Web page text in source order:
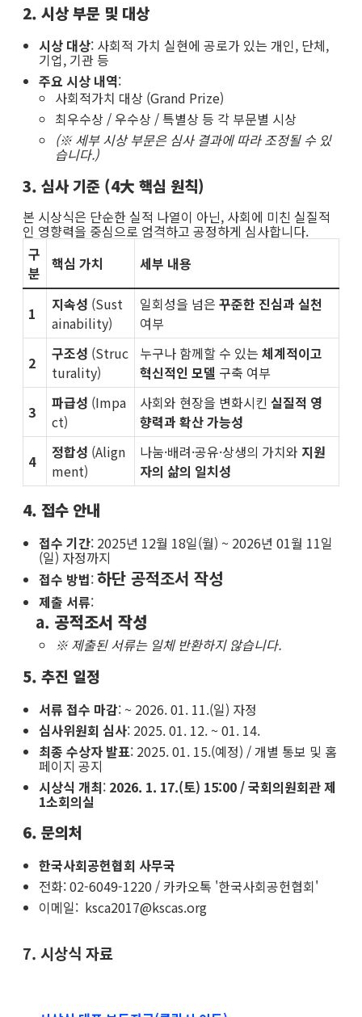
2. 시상 부문 및 대상
시상 대상: 사회적 가치 실현에 공로가 있는 개인, 단체,
기업, 기관 등
주요 시상 내역:
사회적가치 대상 (Grand Prize)
최우수상 / 우수상 / 특별상 등 각 부문별 시상
(※ 세부 시상 부문은 심사 결과에 따라 조정될 수 있
습니다.)
3. 심사 기준 (4大 핵심 원칙)
본 시상식은 단순한 실적 나열이 아닌, 사회에 미친 실질적
인 영향력을 중심으로 엄격하고 공정하게 심사합니다.
구
분
핵심 가치 세부 내용
1 지속성 (Sust
ainability)
일회성을 넘은꾸준한 진심과 실천
여부
2 구조성 (Struc
turality)
누구나 함께할 수 있는체계적이고
혁신적인 모델 구축 여부
3 파급성 (Impa
ct)
사회와 현장을 변화시킨실질적 영
향력과 확산 가능성
4 정합성 (Align
ment)
나눔·배려·공유·상생의 가치와 지원
자의 삶의 일치성
4. 접수 안내
접수 기간: 2025년 12월 18일(월) ~ 2026년 01월 11일
(일) 자정까지
접수 방법:하단 공적조서 작성
제출 서류:
공적조서 작성
※ 제출된 서류는 일체 반환하지 않습니다.
5. 추진 일정
서류 접수 마감: ~ 2026. 01. 11.(일) 자정
심사위원회 심사: 2025. 01. 12. ~ 01. 14.
최종 수상자 발표: 2025. 01. 15.(예정) / 개별 통보 및 홈
페이지 공지
시상식 개최: 2026. 1. 17.(토) 15:00 / 국회의원회관 제
1소회의실
6. 문의처
한국사회공헌협회 사무국
전화: 02-6049-1220 / 카카오톡 '한국사회공헌협회'
이메일: ksca2017@kscas.org
7. 시상식 자료